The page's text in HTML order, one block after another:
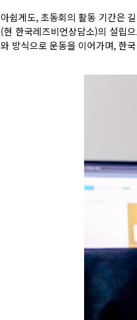
아쉽게도, 초동회의 활동 기간은
(현 한국레즈비언상담소)의 설립
와 방식으로 운동을 이어가며, 한